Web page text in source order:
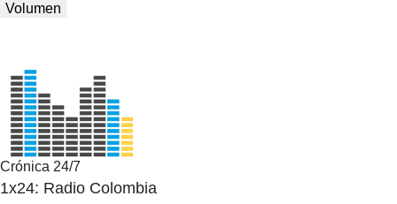
Volumen
Crónica 24/7
1x24: Radio Colombia